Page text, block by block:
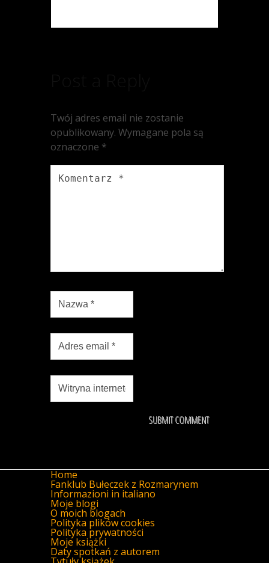
Twój adres email nie zostanie
opublikowany. Wymagane pola są
oznaczone *
Home
Fanklub Bułeczek z Rozmarynem
Informazioni in italiano
Moje blogi
O moich blogach
Polityka plików cookies
Polityka prywatności
Moje książki
Daty spotkań z autorem